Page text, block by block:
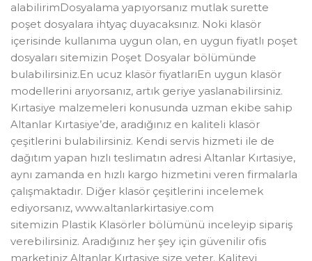
alabilirimDosyalama yapıyorsanız mutlak surette
poşet dosyalara ihtyaç duyacaksınız. Noki klasör
içerisinde kullanıma uygun olan, en uygun fiyatlı poşet
dosyaları sitemizin Poşet Dosyalar bölümünde
bulabilirsiniz.En ucuz klasör fiyatlarıEn uygun klasör
modellerini arıyorsanız, artık geriye yaslanabilirsiniz.
Kırtasiye malzemeleri konusunda uzman ekibe sahip
Altanlar Kırtasiye’de, aradığınız en kaliteli klasör
çeşitlerini bulabilirsiniz. Kendi servis hizmeti ile de
dağıtım yapan hızlı teslimatın adresi Altanlar Kırtasiye,
aynı zamanda en hızlı kargo hizmetini veren firmalarla
çalışmaktadır. Diğer klasör çeşitlerini incelemek
ediyorsanız, www.altanlarkirtasiye.com
sitemizin Plastik Klasörler bölümünü inceleyip sipariş
verebilirsiniz. Aradığınız her şey için güvenilir ofis
marketiniz Altanlar Kırtasiye size yeter. Kaliteyi